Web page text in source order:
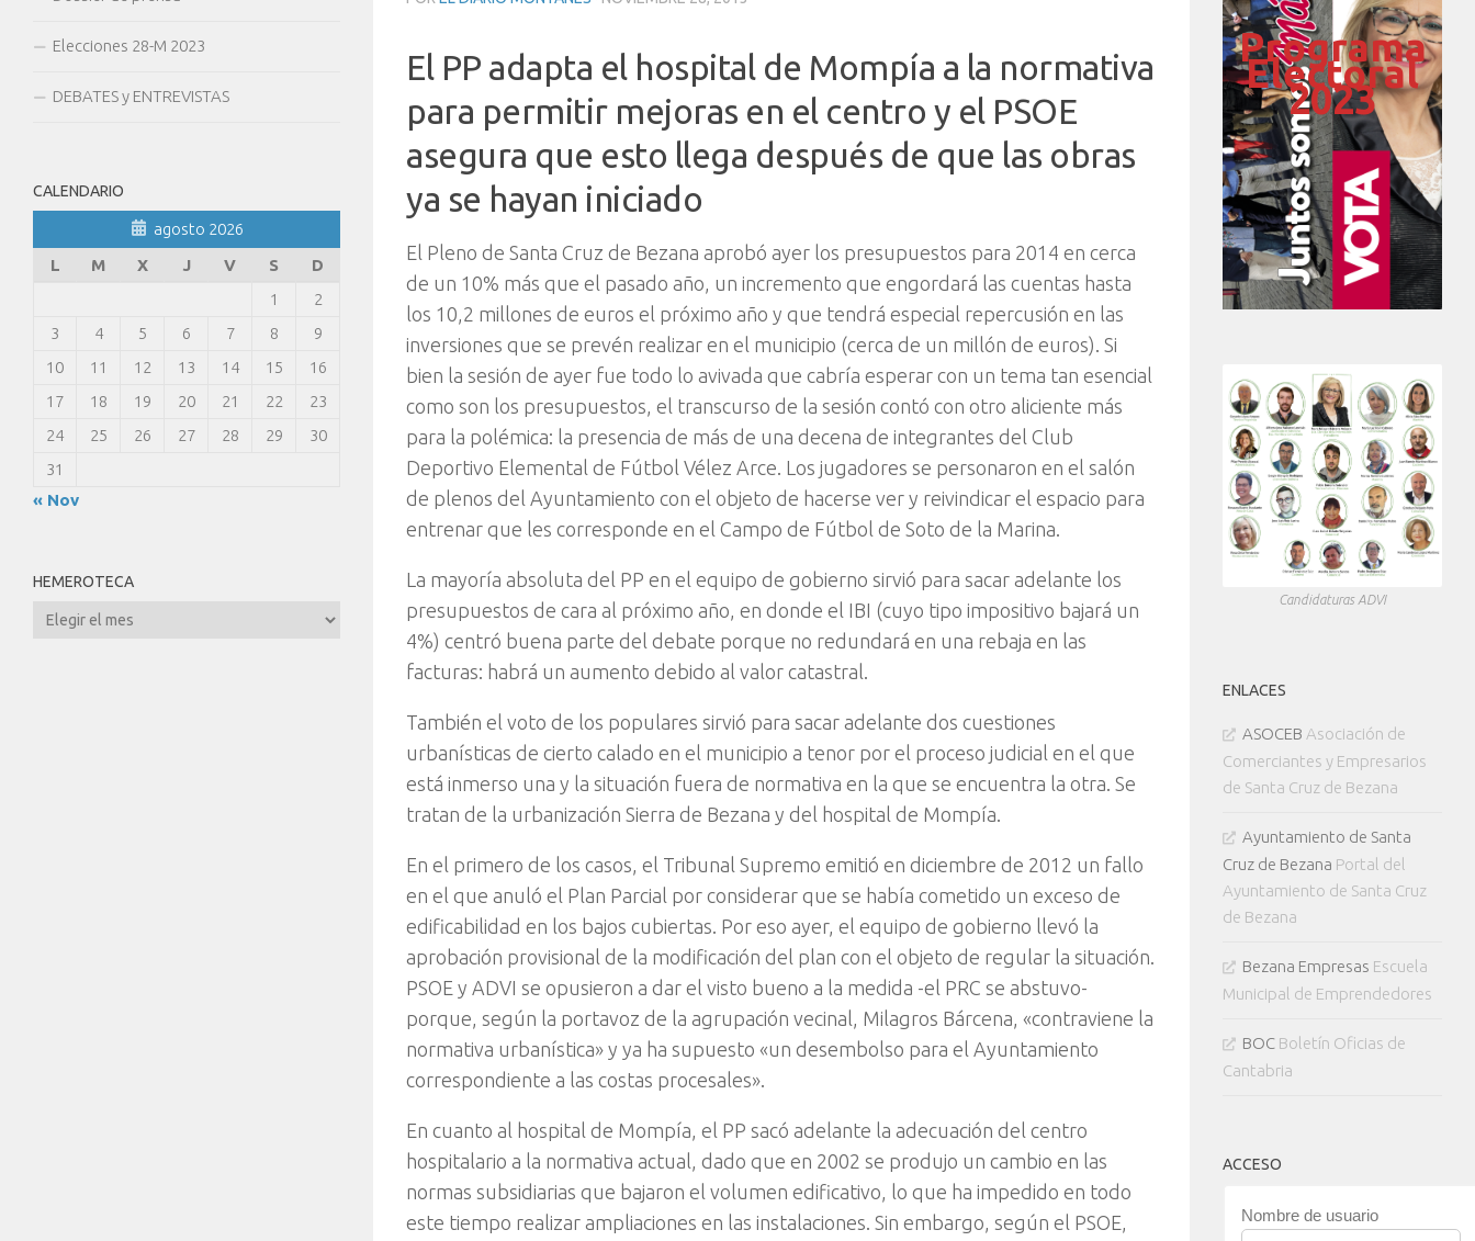
El PP adapta el hospital de Mompía a la normativa
para permitir mejoras en el centro y el PSOE
asegura que esto llega después de que las obras
ya se hayan iniciado
El Pleno de Santa Cruz de Bezana aprobó ayer los presupuestos para 2014 en cerca
de un 10% más que el pasado año, un incremento que engordará las cuentas hasta
los 10,2 millones de euros el próximo año y que tendrá especial repercusión en las
inversiones que se prevén realizar en el municipio (cerca de un millón de euros). Si
bien la sesión de ayer fue todo lo avivada que cabría esperar con un tema tan esencial
como son los presupuestos, el transcurso de la sesión contó con otro aliciente más
para la polémica: la presencia de más de una decena de integrantes del Club
Deportivo Elemental de Fútbol Vélez Arce. Los jugadores se personaron en el salón
de plenos del Ayuntamiento con el objeto de hacerse ver y reivindicar el espacio para
entrenar que les corresponde en el Campo de Fútbol de Soto de la Marina.
La mayoría absoluta del PP en el equipo de gobierno sirvió para sacar adelante los
presupuestos de cara al próximo año, en donde el IBI (cuyo tipo impositivo bajará un
4%) centró buena parte del debate porque no redundará en una rebaja en las
facturas: habrá un aumento debido al valor catastral.
También el voto de los populares sirvió para sacar adelante dos cuestiones
urbanísticas de cierto calado en el municipio a tenor por el proceso judicial en el que
está inmerso una y la situación fuera de normativa en la que se encuentra la otra. Se
tratan de la urbanización Sierra de Bezana y del hospital de Mompía.
En el primero de los casos, el Tribunal Supremo emitió en diciembre de 2012 un fallo
en el que anuló el Plan Parcial por considerar que se había cometido un exceso de
edificabilidad en los bajos cubiertas. Por eso ayer, el equipo de gobierno llevó la
aprobación provisional de la modificación del plan con el objeto de regular la situación.
PSOE y ADVI se opusieron a dar el visto bueno a la medida -el PRC se abstuvo-
porque, según la portavoz de la agrupación vecinal, Milagros Bárcena, «contraviene la
normativa urbanística» y ya ha supuesto «un desembolso para el Ayuntamiento
correspondiente a las costas procesales».
En cuanto al hospital de Mompía, el PP sacó adelante la adecuación del centro
hospitalario a la normativa actual, dado que en 2002 se produjo un cambio en las
normas subsidiarias que bajaron el volumen edificativo, lo que ha impedido en todo
este tiempo realizar ampliaciones en las instalaciones. Sin embargo, según el PSOE,
Elecciones 28-M 2023
DEBATES y ENTREVISTAS
CALENDARIO
agosto 2026
L
M X J V S
D
1
2
3
4 5 6 7 8
9
10
11 12 13 14 15
16
17
18 19 20 21 22
23
24
25 26 27 28 29
30
31
« Nov
HEMEROTECA
Hemeroteca
Programa
Electoral
2023
Candidaturas ADVI
ENLACES
ASOCEB Asociación de
Comerciantes y Empresarios
de Santa Cruz de Bezana
Ayuntamiento de Santa
Cruz de Bezana Portal del
Ayuntamiento de Santa Cruz
de Bezana
Bezana Empresas Escuela
Municipal de Emprendedores
BOC Boletín Oficias de
Cantabria
ACCESO
Nombre de usuario